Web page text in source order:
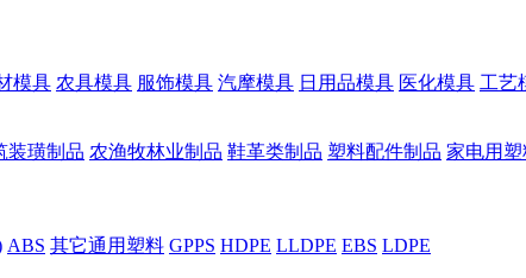
模具 农具模具 服饰模具 汽摩模具 日用品模具 医化模具 工艺
装璜制品 农渔牧林业制品 鞋革类制品 塑料配件制品 家电用
ABS 其它通用塑料 GPPS HDPE LLDPE EBS LDPE